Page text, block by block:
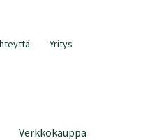
Yritys
Verkkokauppa